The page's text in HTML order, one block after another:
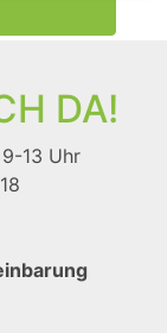
DA!
13 Uhr